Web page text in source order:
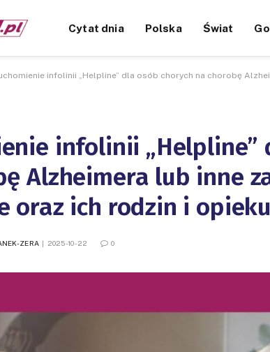
Cytat dnia Polska Świat
infolinii „Helpline” dla osób chorych na chorobę
infolinii „Helpline”
Alzheimera lub inne
oraz ich rodzin i
ZERA 2025-10-22 0